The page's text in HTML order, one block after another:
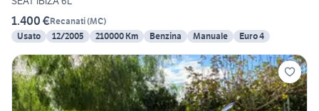
1.400 €Recanati(MC)
Usato
12/2005 210000 Km Benzina Manuale Euro 4